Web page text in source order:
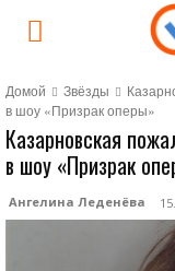
Домой Звёзды
в шоу «Призрак оперы»
Казарновская
в шоу «Призрак
Ангелина Леденёва